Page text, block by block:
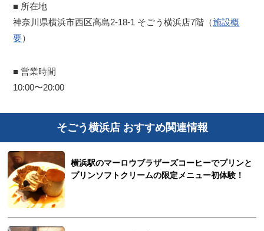
■ 所在地
神奈川県横浜市西区高島2-18-1 そごう横浜店7階（施設概
要）
■ 営業時間
10:00〜20:00
そごう横浜店 おすすめ関連情報
横浜駅のマーロウブラザーズコーヒーでプリンと
プリンソフトクリームの限定メニュー初体験！